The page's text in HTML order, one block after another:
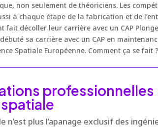
non seulement de théoriciens. Les
à chaque étape de la fabrication et de
décoller leur carrière avec un CAP
sa carrière avec un CAP en
Spatiale Européenne. Comment ça se
professionnelles
n’est plus l’apanage exclusif des